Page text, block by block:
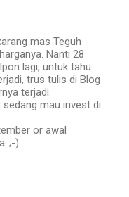
mas Teguh
Nanti 28
lagi, untuk tahu
trus tulis di Blog
terjadi.
mau invest di
or awal
)